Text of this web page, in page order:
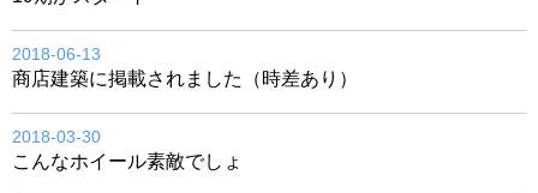
2018-06-13
商店建築に掲載されました（時差あり）
2018-03-30
こんなホイール素敵でしょ